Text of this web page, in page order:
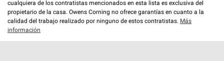
cualquiera de los contratistas mencionados en esta lista es exclusiva del
propietario de la casa. Owens Corning no ofrece garantías en cuanto a la
calidad del trabajo realizado por ninguno de estos contratistas. Más
información